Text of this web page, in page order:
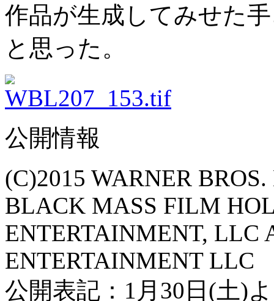
作品が生成してみせた
と思った。
公開情報
(C)2015 WARNER
BLACK MASS FILM
ENTERTAINMENT, LLC
ENTERTAINMENT LLC
公開表記：1月30日(土)